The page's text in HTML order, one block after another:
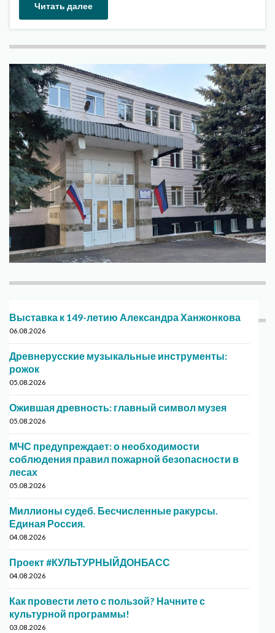
Читать далее
Выставка к 149-летию Александра Ханжонкова
06.08.2026
Древнерусские музыкальные инструменты:
рожок
05.08.2026
Ожившая древность: главный символ музея
05.08.2026
МЧС предупреждает: о необходимости
соблюдения правил пожарной безопасности в
лесах
05.08.2026
Миллионы судеб. Бесчисленные ракурсы.
Единая Россия.
04.08.2026
Проект #КУЛЬТУРНЫЙДОНБАСС
04.08.2026
Как провести лето с пользой? Начните с
культурной программы!
03.08.2026